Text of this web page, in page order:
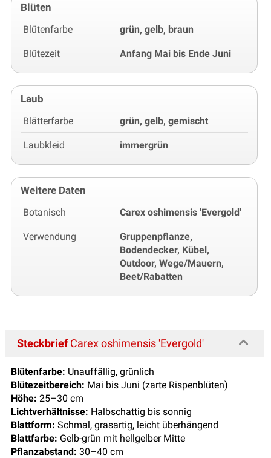
Blüten
Blütenfarbe grün, gelb, braun
Blütezeit Anfang Mai bis Ende Juni
Laub
Blätterfarbe grün, gelb, gemischt
Laubkleid immergrün
Weitere Daten
Botanisch Carex oshimensis 'Evergold'
Verwendung
Gruppenpflanze,
Bodendecker, Kübel,
Outdoor, Wege/Mauern,
Beet/Rabatten
SteckbriefCarex oshimensis 'Evergold'
Blütenfarbe: Unauffällig, grünlich
Blütezeitbereich: Mai bis Juni (zarte Rispenblüten)
Höhe: 25–30 cm
Lichtverhältnisse: Halbschattig bis sonnig
Blattform: Schmal, grasartig, leicht überhängend
Blattfarbe: Gelb-grün mit hellgelber Mitte
Pflanzabstand: 30–40 cm